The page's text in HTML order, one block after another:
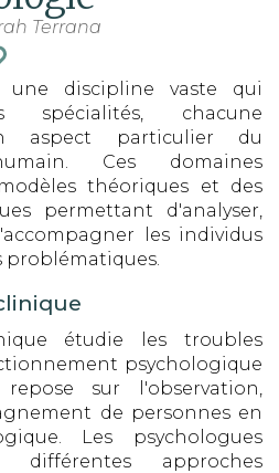
Terrana
une discipline vaste qui
spécialités, chacune
aspect particulier du
Ces domaines
théoriques et des
permettant d'analyser,
les individus
problématiques.
étudie les troubles
psychologique
sur l'observation,
de personnes en
Les psychologues
différentes approches